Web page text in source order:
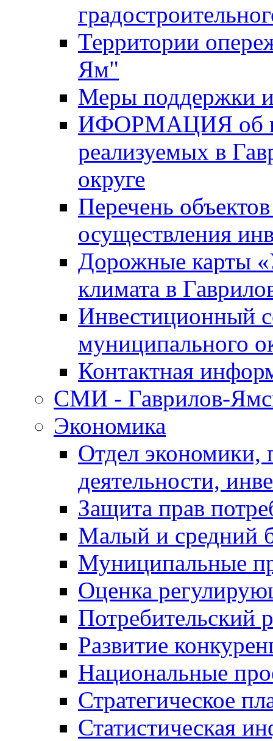
Территории
Ям"
Меры поддержки
ИФОРМАЦИЯ об
реализуемых в
округе
Перечень
осуществления
Дорожные карты
климата в
Инвестиционный
муниципального
Контактная
СМИ - Гаврилов-
Экономика
Отдел экономики,
деятельности,
Защита прав
Малый и средний
Муниципальные
Оценка
Потребительский
Развитие
Национальные
Стратегическое
Статистическая